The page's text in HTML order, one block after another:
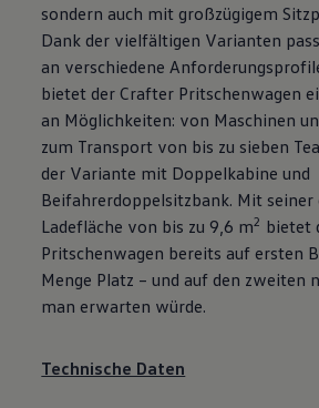
sondern auch mit großzügigem
Dank der vielfältigen Varianten
an verschiedene
bietet der Crafter Pritschenwagen
an Möglichkeiten: von Maschinen
zum Transport von bis zu sieben
der Variante mit Doppelkabine und
Beifahrerdoppelsitzbank. Mit seiner
Ladefläche von bis zu 9,6 m2 bietet
Pritschenwagen bereits auf ersten
Menge Platz – und auf den zweiten
man erwarten würde.
Technische Daten